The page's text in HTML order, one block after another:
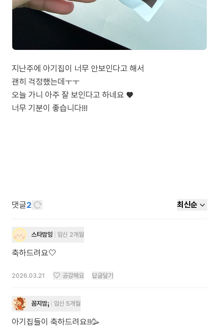
지난주에 아기집이 너무 안보인다고 해서
괜히 걱정했는데ㅜㅜ
오늘 가니 아주 잘 보인다고 하네요 ♥︎
너무 기분이 좋습니다!!!
댓글2 최신순
스타맘잉 임신 2개월
축하드려요🤍
2026.03.21 공감해요 답글달기
꼼지맘¡ 임신 5개월
아기집들이 축하드려요!!🥳